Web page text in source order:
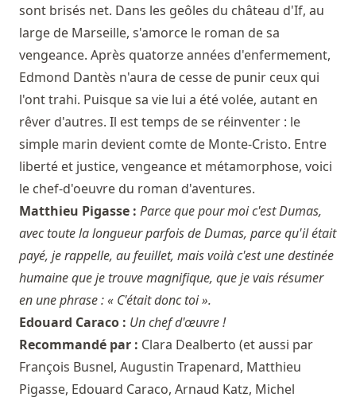
sont brisés net. Dans les geôles du château d'If, au
large de Marseille, s'amorce le roman de sa
vengeance. Après quatorze années d'enfermement,
Edmond Dantès n'aura de cesse de punir ceux qui
l'ont trahi. Puisque sa vie lui a été volée, autant en
rêver d'autres. Il est temps de se réinventer : le
simple marin devient comte de Monte-Cristo. Entre
liberté et justice, vengeance et métamorphose, voici
le chef-d'oeuvre du roman d'aventures.
Matthieu Pigasse : Parce que pour moi c'est Dumas,
avec toute la longueur parfois de Dumas, parce qu'il était
payé, je rappelle, au feuillet, mais voilà c'est une destinée
humaine que je trouve magnifique, que je vais résumer
en une phrase : « C'était donc toi ».
Edouard Caraco : Un chef d'œuvre !
Recommandé par : Clara Dealberto (et aussi par
François Busnel, Augustin Trapenard, Matthieu
Pigasse, Edouard Caraco, Arnaud Katz, Michel